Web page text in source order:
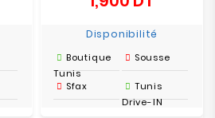
Disponibilité
Boutique
Tunis
Sousse
Sfax
Tunis
Drive-IN